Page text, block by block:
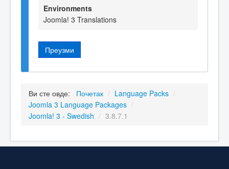
Environments
Joomla! 3 Translations
Преузми
Ви сте овде: Почетак / Language Packs /
Joomla 3 Language Packages /
Joomla! 3 - Swedish / 3.8.7.1